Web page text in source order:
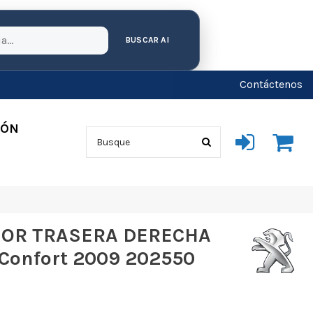
BUSCAR AI
Contáctenos
TRASERA DERECHA
Confort 2009 202550